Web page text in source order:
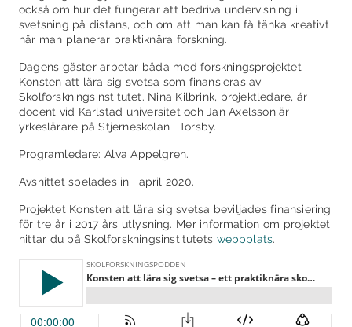
också om hur det fungerar att bedriva undervisning i
svetsning på distans, och om att man kan få tänka kreativt
när man planerar praktiknära forskning.
Dagens gäster arbetar båda med forskningsprojektet
Konsten att lära sig svetsa som finansieras av
Skolforskningsinstitutet. Nina Kilbrink, projektledare, är
docent vid Karlstad universitet och Jan Axelsson är
yrkeslärare på Stjerneskolan i Torsby.
Programledare: Alva Appelgren.
Avsnittet spelades in i april 2020.
Projektet Konsten att lära sig svetsa beviljades finansiering
för tre år i 2017 års utlysning. Mer information om projektet
hittar du på Skolforskningsinstitutets webbplats.